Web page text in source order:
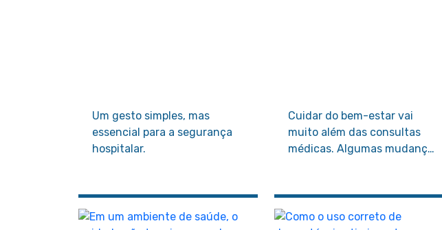
Um gesto simples, mas
essencial para a segurança
hospitalar.
Cuidar do bem-estar vai
muito além das consultas
médicas. Algumas mudanças
o organismo e melhorar sua
qualidade de vida.